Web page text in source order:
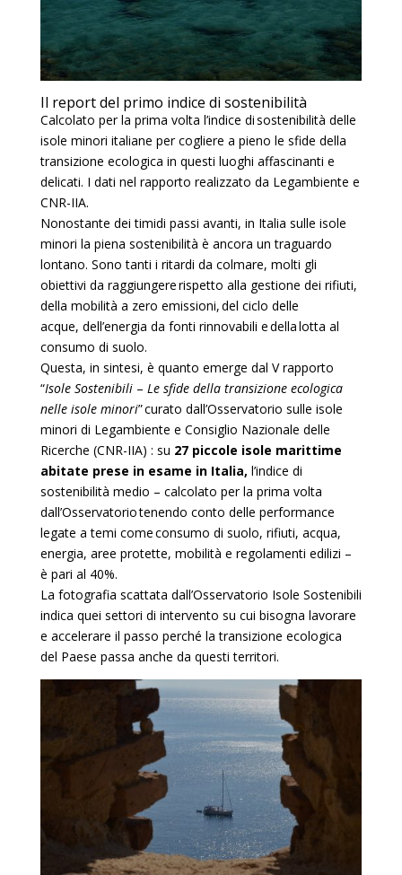
Il report del primo indice di sostenibilità
Calcolato per la prima volta l’indice di sostenibilità delle
isole minori italiane per cogliere a pieno le sfide della
transizione ecologica in questi luoghi affascinanti e
delicati. I dati nel rapporto realizzato da Legambiente e
CNR-IIA.
Nonostante dei timidi passi avanti, in Italia sulle isole
minori la piena sostenibilità è ancora un traguardo
lontano. Sono tanti i ritardi da colmare, molti gli
obiettivi da raggiungere rispetto alla gestione dei rifiuti,
della mobilità a zero emissioni, del ciclo delle
acque, dell’energia da fonti rinnovabili e della lotta al
consumo di suolo.
Questa, in sintesi, è quanto emerge dal V rapporto
“Isole Sostenibili– Le sfide della transizione ecologica
nelle isole minori”curato dall’Osservatorio sulle isole
minori di Legambiente e Consiglio Nazionale delle
Ricerche (CNR-IIA) : su 27 piccole isole marittime
abitate prese in esame in Italia, l’indice di
sostenibilità medio – calcolato per la prima volta
dall’Osservatorio tenendo conto delle performance
legate a temi come consumo di suolo, rifiuti, acqua,
energia, aree protette, mobilità e regolamenti edilizi –
è pari al 40%.
La fotografia scattata dall’Osservatorio Isole Sostenibili
indica quei settori di intervento su cui bisogna lavorare
e accelerare il passo perché la transizione ecologica
del Paese passa anche da questi territori.